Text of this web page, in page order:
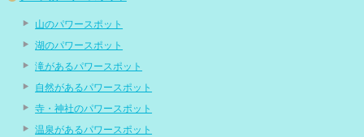
山のパワースポット
湖のパワースポット
滝があるパワースポット
自然があるパワースポット
寺・神社のパワースポット
温泉があるパワースポット